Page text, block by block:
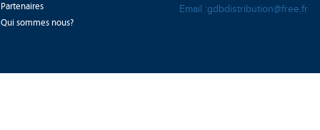
Partenaires
Qui sommes nous?
Email :gdbdistribution@free.fr